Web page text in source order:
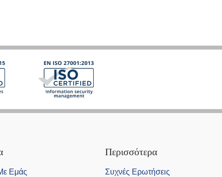
Εμάς
Περισσότερα
Συχνές Ερωτήσεις